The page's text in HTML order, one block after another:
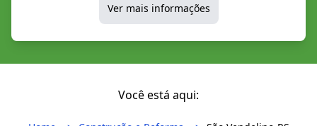
Ver mais informações
Você está aqui: